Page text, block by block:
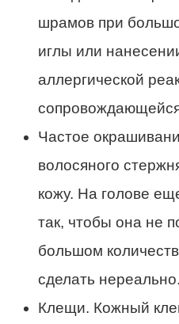
шрамов при
иглы или
аллергической
Частое
волосяного
кожу. На голове
так, чтобы она не
большом
сделать нереально.
Клещи. Кожный